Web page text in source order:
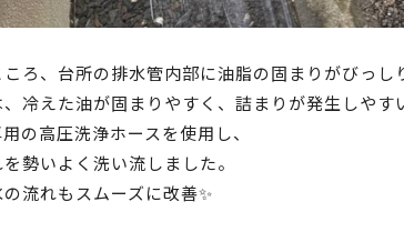
ろ、台所の排水管内部に油脂の固まりがびっし
冷えた油が固まりやすく、詰まりが発生しやす
の高圧洗浄ホースを使用し、
勢いよく洗い流しました。
流れもスムーズに改善✨